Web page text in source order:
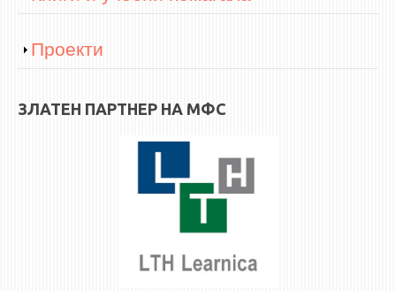
Show
Проекти
ЗЛАТЕН ПАРТНЕР НА МФС